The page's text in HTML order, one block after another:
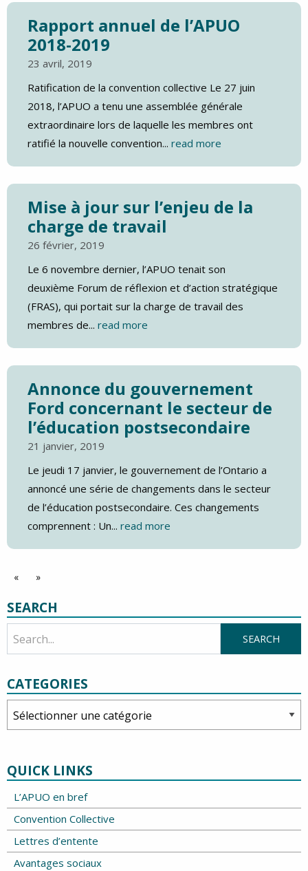
Rapport annuel de l’APUO
2018-2019
23 avril, 2019
Ratification de la convention collective Le 27 juin
2018, l’APUO a tenu une assemblée générale
extraordinaire lors de laquelle les membres ont
ratifié la nouvelle convention... read more
Mise à jour sur l’enjeu de la
charge de travail
26 février, 2019
Le 6 novembre dernier, l’APUO tenait son
deuxième Forum de réflexion et d’action stratégique
(FRAS), qui portait sur la charge de travail des
membres de... read more
Annonce du gouvernement
Ford concernant le secteur de
l’éducation postsecondaire
21 janvier, 2019
Le jeudi 17 janvier, le gouvernement de l’Ontario a
annoncé une série de changements dans le secteur
de l’éducation postsecondaire. Ces changements
comprennent : Un... read more
« »
SEARCH
CATEGORIES
QUICK LINKS
L’APUO en bref
Convention Collective
Lettres d’entente
Avantages sociaux